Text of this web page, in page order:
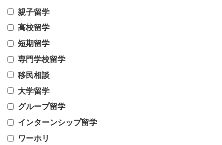
親子留学
高校留学
短期留学
専門学校留学
移民相談
大学留学
グループ留学
インターンシップ留学
ワーホリ